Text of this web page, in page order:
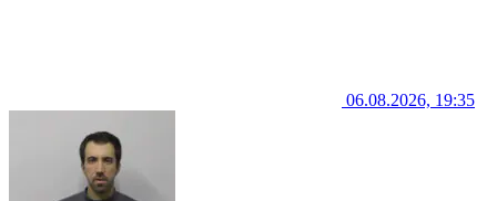
06.08.2026, 19:35